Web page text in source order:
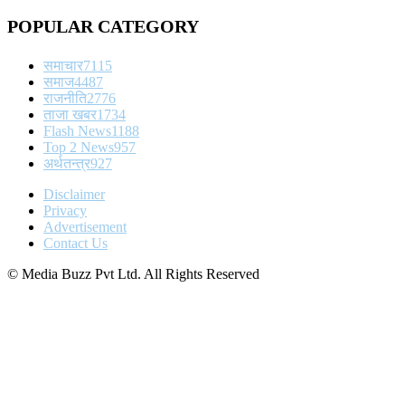
POPULAR CATEGORY
समाचार7115
समाज4487
राजनीति2776
ताजा खबर1734
Flash News1188
Top 2 News957
अर्थतन्त्र927
Disclaimer
Privacy
Advertisement
Contact Us
© Media Buzz Pvt Ltd. All Rights Reserved